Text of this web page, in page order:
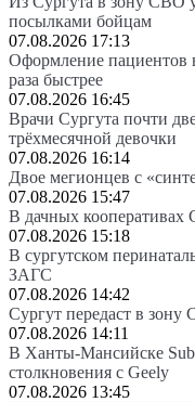
посылками бойцам
07.08.2026 17:13
Оформление пациентов
раза быстрее
07.08.2026 16:45
Врачи Сургута почти
трёхмесячной девочки
07.08.2026 16:14
Двое мегионцев с
07.08.2026 15:47
В дачных кооперативах
07.08.2026 15:18
В сургутском
ЗАГС
07.08.2026 14:42
Сургут передаст в
07.08.2026 14:11
В Ханты-Мансийске
столкновения с Geely
07.08.2026 13:45